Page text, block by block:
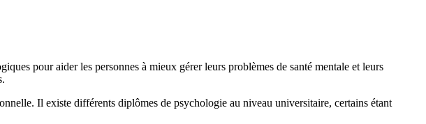
pour aider les personnes à mieux gérer leurs problèmes de santé mentale et leurs
Il existe différents diplômes de psychologie au niveau universitaire, certains étant